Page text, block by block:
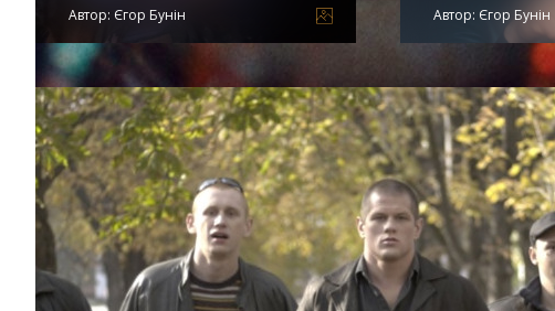
Автор: Єгор Бунін
Автор: Єгор Бунін